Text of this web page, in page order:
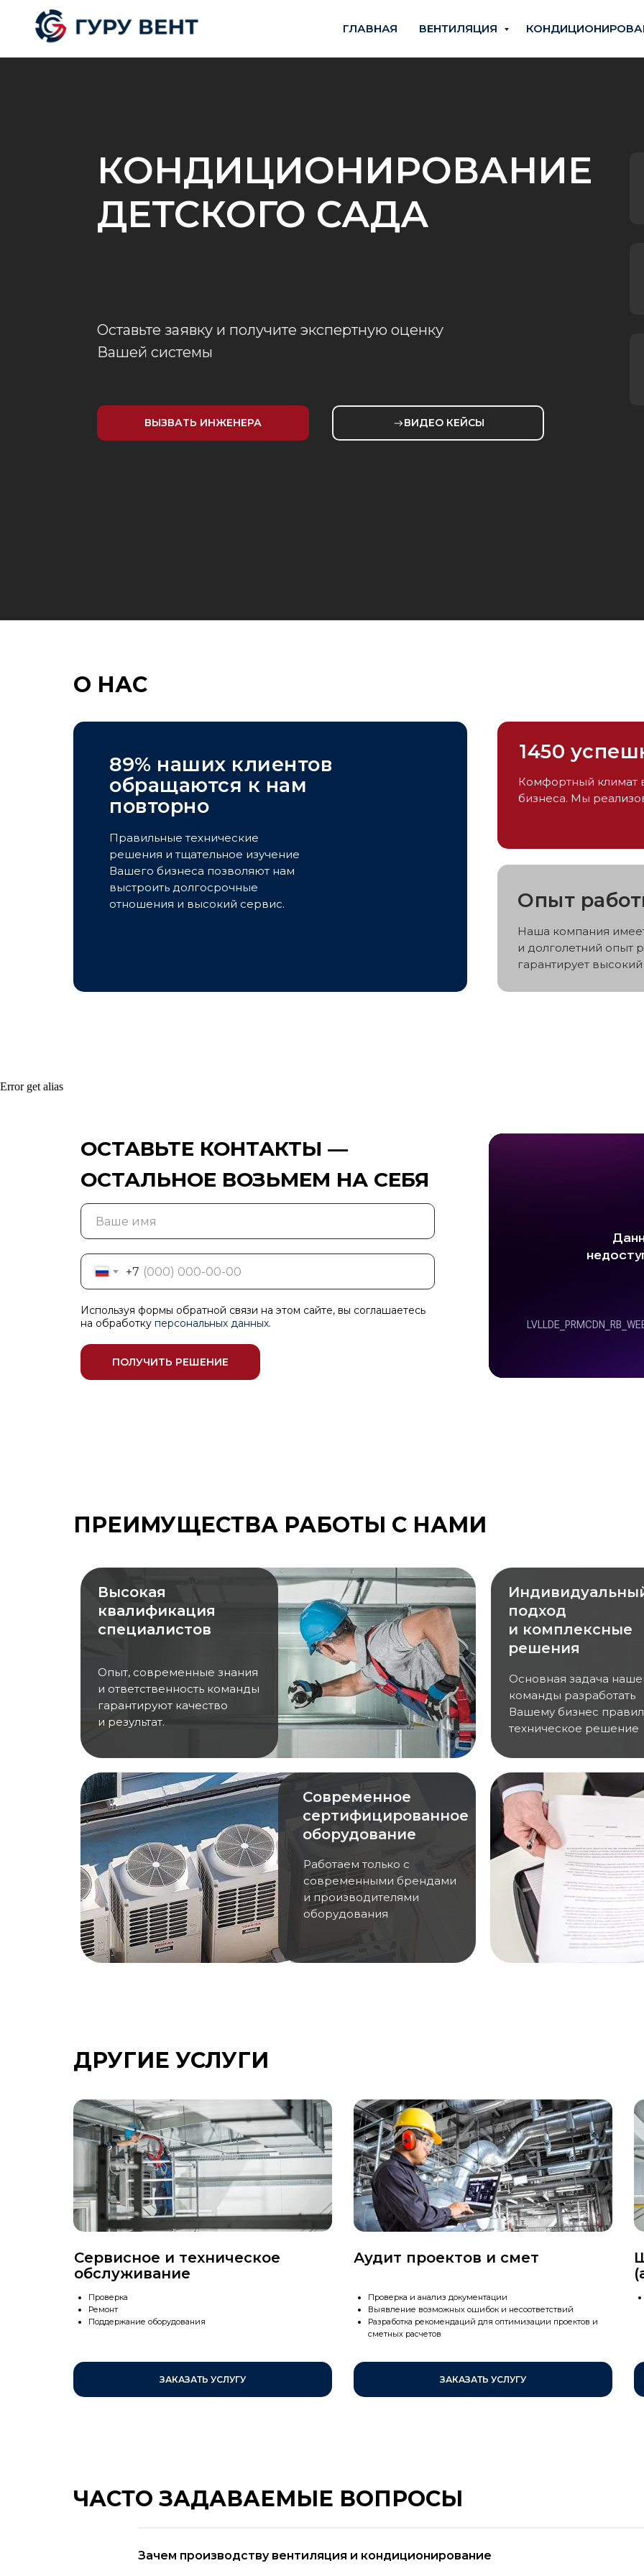
ГЛАВНАЯ ВЕНТИЛЯЦИЯ
Оставьте заявку и получите экспертную оценку
Вашей системы
КОНДИЦИОНИРОВАНИЕ
ДЕТСКОГО САДА
ВИДЕО КЕЙСЫ
ВЫЗВАТЬ ИНЖЕНЕРА
О НАС
Опыт
1450
89% наших клиентов
обращаются к нам
повторно
Наша компания
и долголетний опыт
гарантирует
Комфортный климат
бизнеса. Мы
Правильные технические
решения и тщательное изучение
Вашего бизнеса позволяют нам
выстроить долгосрочные
отношения и высокий сервис.
Error get alias
+7
Используя формы обратной связи на этом сайте, вы соглашаетесь
на обработку персональных данных.
ПОЛУЧИТЬ РЕШЕНИЕ
ОСТАВЬТЕ КОНТАКТЫ —
ОСТАЛЬНОЕ ВОЗЬМЕМ НА СЕБЯ
ПРЕИМУЩЕСТВА РАБОТЫ С НАМИ
Современное
сертифицированное
оборудование
Работаем только с
современными брендами
и производителями
оборудования
подход
и комплексные
решения
Основная задача
команды разработать
Вашему бизнес
техническое решение
Высокая
квалификация
специалистов
Опыт, современные знания
и ответственность команды
гарантируют качество
и результат.
ДРУГИЕ УСЛУГИ
Аудит проектов и смет
Проверка и анализ документации
Выявление возможных ошибок и несоответствий
Разработка рекомендаций для оптимизации проектов и
сметных расчетов
Сервисное и техническое
обслуживание
Проверка
Ремонт
Поддержание оборудования
ЗАКАЗАТЬ УСЛУГУ
ЗАКАЗАТЬ УСЛУГУ
ЧАСТО ЗАДАВАЕМЫЕ ВОПРОСЫ
Зачем производству вентиляция и кондиционирование